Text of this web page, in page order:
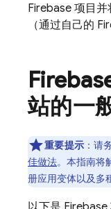
Firebase 项目
（通过自己的
站的一
重要提示 ：请
佳做法。本指南将
册应用变体以及多